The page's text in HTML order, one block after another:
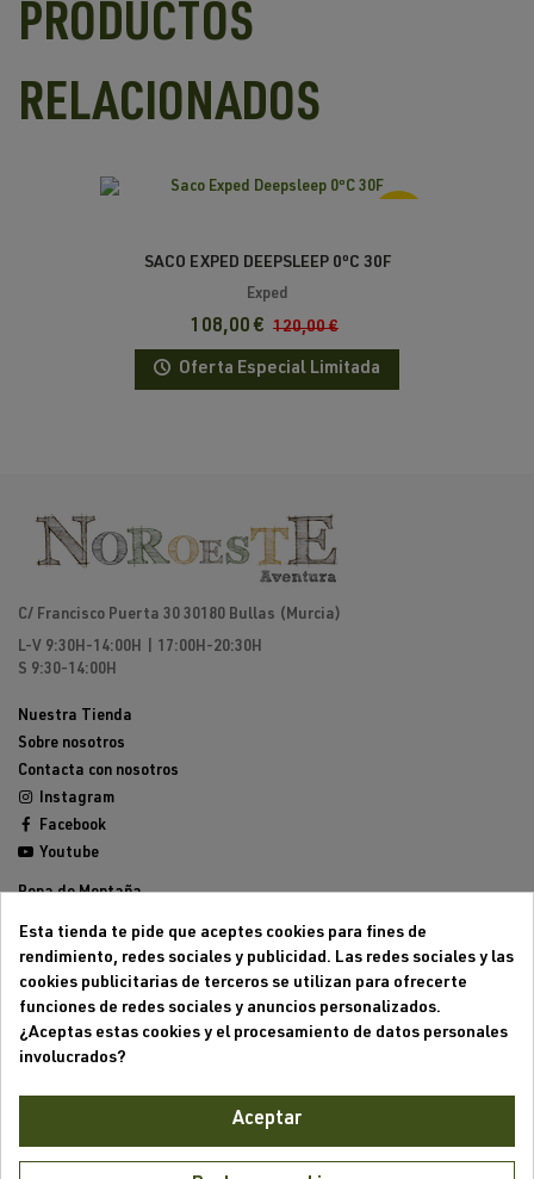
PRODUCTOS
RELACIONADOS
SACO EXPED DEEPSLEEP 0ºC 30F
Exped
108,00 € 120,00 €
Oferta Especial Limitada
C/ Francisco Puerta 30 30180 Bullas (Murcia)
L-V 9:30H-14:00H | 17:00H-20:30H
S 9:30-14:00H
Nuestra Tienda
Sobre nosotros
Contacta con nosotros
Instagram
Facebook
Youtube
Ropa de Montaña
Mochilas de montaña
Equipamiento de Montaña
Trailrunning
Outlet
Condiciones generales de venta
Esta tienda te pide que aceptes cookies para fines de
rendimiento, redes sociales y publicidad. Las redes sociales y las
cookies publicitarias de terceros se utilizan para ofrecerte
funciones de redes sociales y anuncios personalizados.
¿Aceptas estas cookies y el procesamiento de datos personales
involucrados?
Aceptar